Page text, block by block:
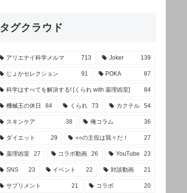
タグクラウド
アリエナイ科学メルマ 713 Joker 139
じょかセレクション 91 POKA 87
科学はすべてを解決する! [くられ with 薬理凶室] 84
機械王の休日 84 くられ 73 カクテル 54
スキンケア 38 俺コラム 36
ダイエット 29 ○○の主役は我々だ！ 27
薬理凶室 27 コラボ動画 26 YouTube 23
SNS 23 イベント 22 対談動画 21
サプリメント 21 コラボ 20